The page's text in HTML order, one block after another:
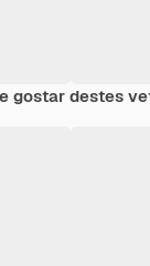
gostar destes